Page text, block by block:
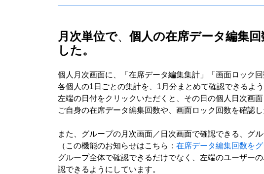
月次単位で、個人の在席データ編集
した。
個人月次画面に、「在席データ編集集計」「画面ロック
各個人の1日ごとの集計を、1月分まとめて確認できるよう
左端の日付をクリックいただくと、その日の個人日次画
ご自身の在席データ編集回数や、画面ロック回数を確認
また、グループの月次画面／日次画面で確認できる、グ
（この機能のお知らせはこちら： 在席データ編集回数を
グループ全体で確認できるだけでなく、左端のユーザー
認できるようにしています。